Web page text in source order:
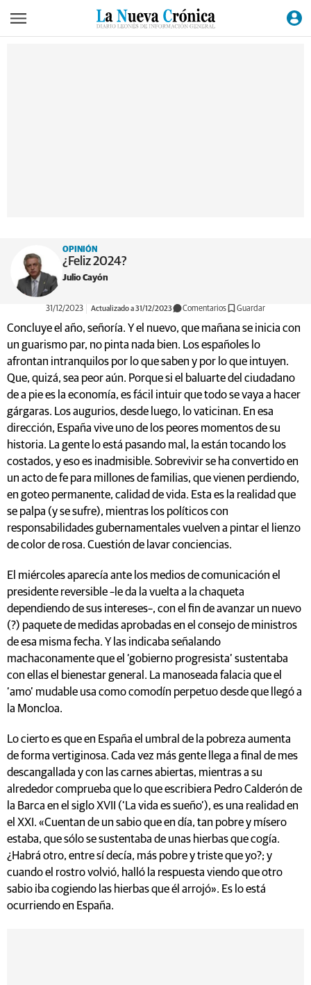
OPINIÓN
¿Feliz 2024?
Julio Cayón
31/12/2023 Actualizado a 31/12/2023 Comentarios Guardar
Concluye el año, señoría. Y el nuevo, que mañana se inicia con
un guarismo par, no pinta nada bien. Los españoles lo
afrontan intranquilos por lo que saben y por lo que intuyen.
Que, quizá, sea peor aún. Porque si el baluarte del ciudadano
de a pie es la economía, es fácil intuir que todo se vaya a hacer
gárgaras. Los augurios, desde luego, lo vaticinan. En esa
dirección, España vive uno de los peores momentos de su
historia. La gente lo está pasando mal, la están tocando los
costados, y eso es inadmisible. Sobrevivir se ha convertido en
un acto de fe para millones de familias, que vienen perdiendo,
en goteo permanente, calidad de vida. Esta es la realidad que
se palpa (y se sufre), mientras los políticos con
responsabilidades gubernamentales vuelven a pintar el lienzo
de color de rosa. Cuestión de lavar conciencias.
El miércoles aparecía ante los medios de comunicación el
presidente reversible –le da la vuelta a la chaqueta
dependiendo de sus intereses–, con el fin de avanzar un nuevo
(?) paquete de medidas aprobadas en el consejo de ministros
de esa misma fecha. Y las indicaba señalando
machaconamente que el ‘gobierno progresista’ sustentaba
con ellas el bienestar general. La manoseada falacia que el
‘amo’ mudable usa como comodín perpetuo desde que llegó a
la Moncloa.
Lo cierto es que en España el umbral de la pobreza aumenta
de forma vertiginosa. Cada vez más gente llega a final de mes
descangallada y con las carnes abiertas, mientras a su
alrededor comprueba que lo que escribiera Pedro Calderón de
la Barca en el siglo XVII (‘La vida es sueño’), es una realidad en
el XXI. «Cuentan de un sabio que en día, tan pobre y mísero
estaba, que sólo se sustentaba de unas hierbas que cogía.
¿Habrá otro, entre sí decía, más pobre y triste que yo?; y
cuando el rostro volvió, halló la respuesta viendo que otro
sabio iba cogiendo las hierbas que él arrojó». Es lo está
ocurriendo en España.